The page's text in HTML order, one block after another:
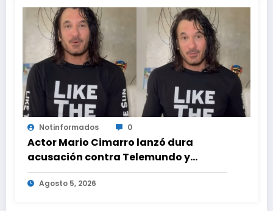
Notinformados 0
Actor Mario Cimarro lanzó dura
acusación contra Telemundo y
advirtió que lo que hacen en su contra
es ilegal en EEUU
Agosto 5, 2026